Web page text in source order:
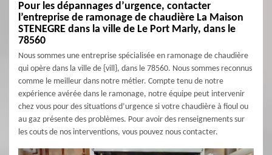
Pour les dépannages d’urgence, contacter
l’entreprise de ramonage de chaudière La Maison
STENEGRE dans la ville de Le Port Marly, dans le
78560
Nous sommes une entreprise spécialisée en ramonage de chaudière
qui opère dans la ville de {vill}, dans le 78560. Nous sommes reconnus
comme le meilleur dans notre métier. Compte tenu de notre
expérience avérée dans le ramonage, notre équipe peut intervenir
chez vous pour des situations d’urgence si votre chaudière à fioul ou
au gaz présente des problèmes. Pour avoir des renseignements sur
les couts de nos interventions, vous pouvez nous contacter.